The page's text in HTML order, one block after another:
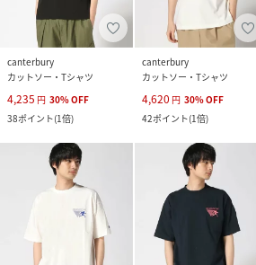
canterbury
カットソー・Tシャツ
4,235 円 30%OFF
38ポイント(1倍)
canterbury
カットソー・Tシャツ
4,620 円 30%OFF
42ポイント(1倍)